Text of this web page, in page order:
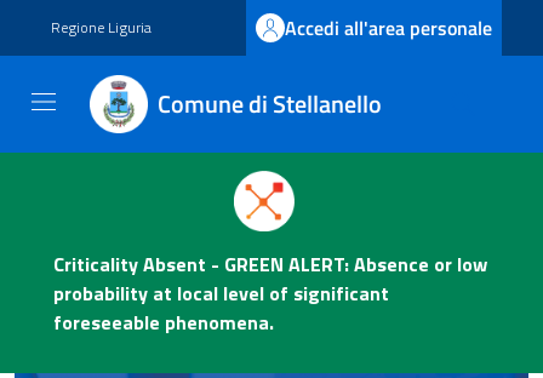
Regione Liguria Accedi all'area personale
Comune di Stellanello
Comune di Stellanello
Contenuti in evidenza